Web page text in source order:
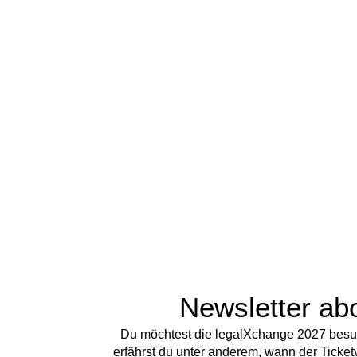
Newsletter
Du möchtest die legalXchange 2027
erfährst du unter anderem, wann der